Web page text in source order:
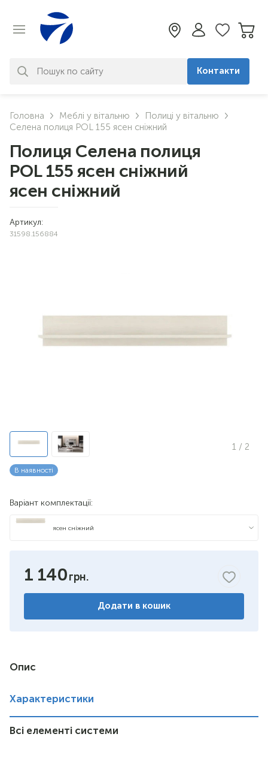
знайдено. Уточніть свій запит
Контакти
Головна Меблі у вітальню
Полиці у вітальню
Селена полиця POL 155 ясен сніжний
Полиця Селена полиця
POL 155 ясен сніжний
ясен сніжний
Артикул:
31598.156884
1 / 2
В наявності
Варіант комплектації:
ясен сніжний
1 140
Додати в кошик
Опис
Характеристики
Всі елементі системи